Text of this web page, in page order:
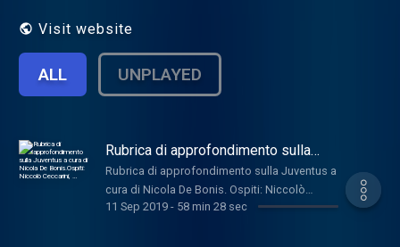
Visit website
ALL UNPLAYED
Rubrica di approfondimento sulla
Juventus a cura di Nicola De
Bonis.Ospiti: Niccolò Ceccarini, …
Rubrica di approfondimento sulla Juventus a
cura di Nicola De Bonis. Ospiti: Niccolò
Ceccarini, Mirko Graziano, Romeo Agresti e
11 Sep 2019- 58 min 28 sec